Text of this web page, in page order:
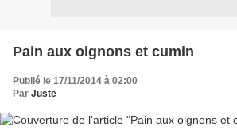
Pain aux oignons et cumin
Publié le 17/11/2014 à 02:00
Par Juste